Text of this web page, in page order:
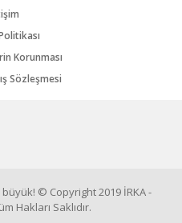
Korunması
Sözleşmesi
© Copyright 2019 İRKA -
Hakları Saklıdır.